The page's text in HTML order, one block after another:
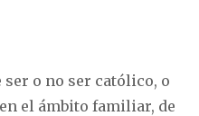
ser o no ser católico, o
el ámbito familiar, de